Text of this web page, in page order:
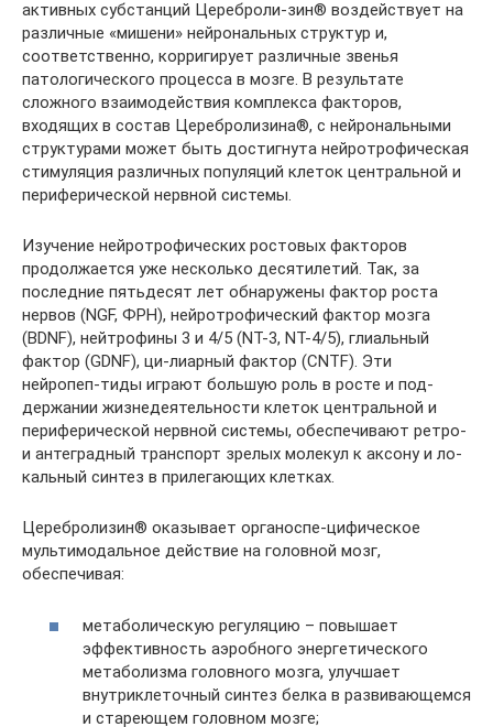
активных субстанций Цереброли-зин® воздействует на
различные «мишени» нейрональных структур и,
соответственно, корригирует различные звенья
патологи­ческого процесса в мозге. В результате
сложного взаимодействия комплекса фак­торов,
входящих в состав Церебролизина®, с нейрональными
структурами может быть достигнута нейротрофическая
стимуляция различных популяций клеток центральной и
периферической нервной системы.
Изучение нейротрофических ростовых факторов
продолжается уже несколько де­сятилетий. Так, за
последние пятьдесят лет обнаружены фактор роста
нервов (NGF, ФРН), нейротрофический фактор мозга
(BDNF), нейтрофины 3 и 4/5 (NT-3, NT-4/5), глиальный
фактор (GDNF), ци-лиарный фактор (СNTF). Эти
нейропеп-тиды играют большую роль в росте и под­
держании жизнедеятельности клеток цен­тральной и
периферической нервной сис­темы, обеспечивают ретро-
и антеградный транспорт зрелых молекул к аксону и ло­
кальный синтез в прилегающих клетках.
Церебролизин® оказывает органоспе-цифическое
мультимодальное действие на головной мозг,
обеспечивая:
метаболическую регуляцию – повы­шает
эффективность аэробного энерге­тического
метаболизма головного мозга, улучшает
внутриклеточный синтез белка в развивающемся
и стареющем головном мозге;